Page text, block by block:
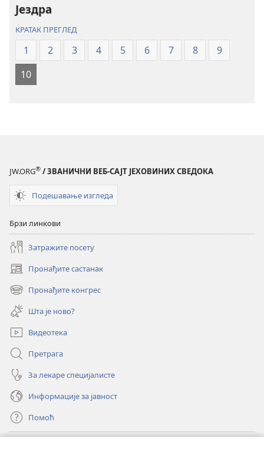
(ревидирано
издање
(ревидирано
издање
Јездра
КРАТАК ПРЕГЛЕД
1 2 3 4 5 6 7 8
9
10
JW.ORG® / ЗВАНИЧНИ ВЕБ-САЈТ ЈЕХОВИНИХ СВЕДОКА
Подешавање изгледа
Брзи линкови
Затражите посету
Пронађите састанак
(отвара
нови
прозор)
Пронађите конгрес
(отвара
нови
прозор)
Шта је ново?
Видеотека
Претрага
За лекаре специјалисте
Информације за јавност
Помоћ